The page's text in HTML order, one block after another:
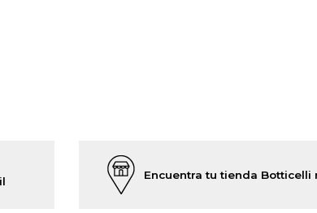
Encuentra tu tienda Botticelli